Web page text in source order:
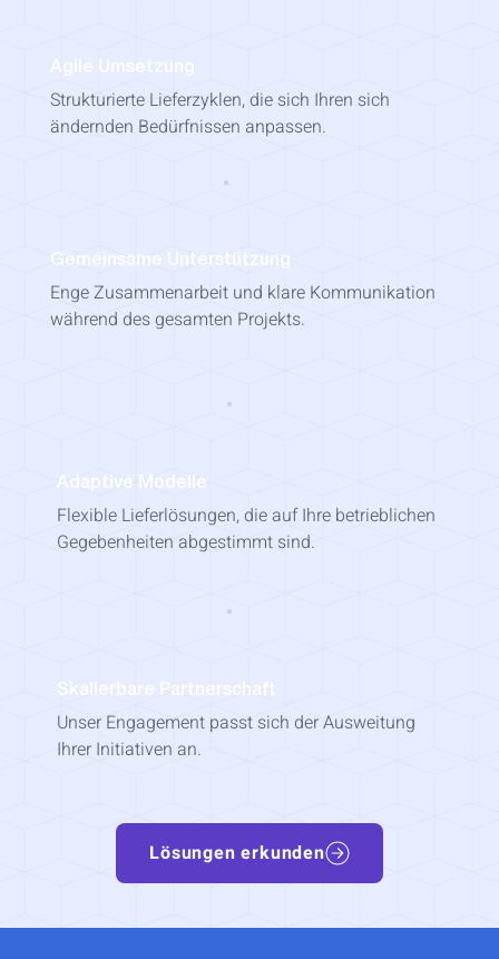
Agile Umsetzung
Strukturierte Lieferzyklen, die sich Ihren sich
ändernden Bedürfnissen anpassen.
Gemeinsame Unterstützung
Enge Zusammenarbeit und klare Kommunikation
während des gesamten Projekts.
Adaptive Modelle
Flexible Lieferlösungen, die auf Ihre betrieblichen
Gegebenheiten abgestimmt sind.
Skalierbare Partnerschaft
Unser Engagement passt sich der Ausweitung
Ihrer Initiativen an.
Lösungen erkunden